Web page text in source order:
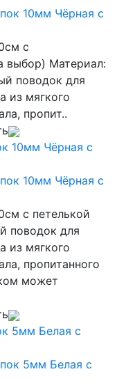
с
выбор) Материал:
поводок для
из мягкого
пропит..
10мм Чёрная с
с петелькой
поводок для
из мягкого
пропитанного
может
5мм Белая с